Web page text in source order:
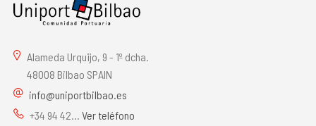
Alameda Urquijo, 9 - 1º dcha.
48008 Bilbao SPAIN
info@uniportbilbao.es
+34 94 42... Ver teléfono